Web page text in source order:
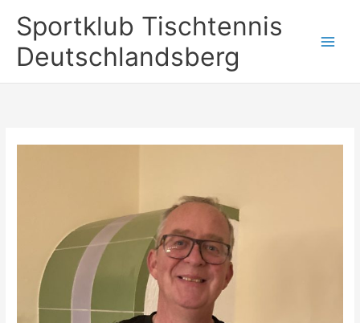
Inhalt
springen
Sportklub Tischtennis
Deutschlandsberg